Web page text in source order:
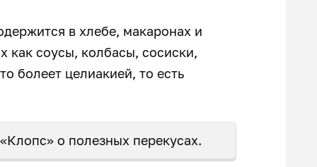
в хлебе, макаронах и
как соусы, колбасы, сосиски,
болеет целиакией, то есть
о полезных перекусах.